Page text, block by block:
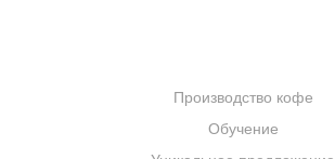
Производство кофе
Обучение